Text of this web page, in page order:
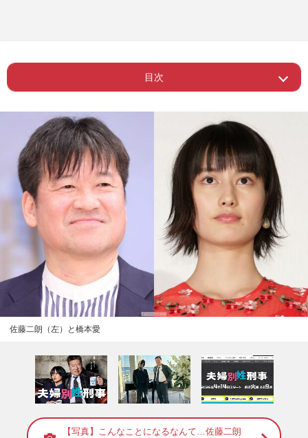
目次
Page 1 ー 佐藤二朗のハラスメント疑惑
Page 2 ー 三者三様の言い分
佐藤二朗（左）と橋本愛
【写真】こんなことになるなんて…佐藤二朗